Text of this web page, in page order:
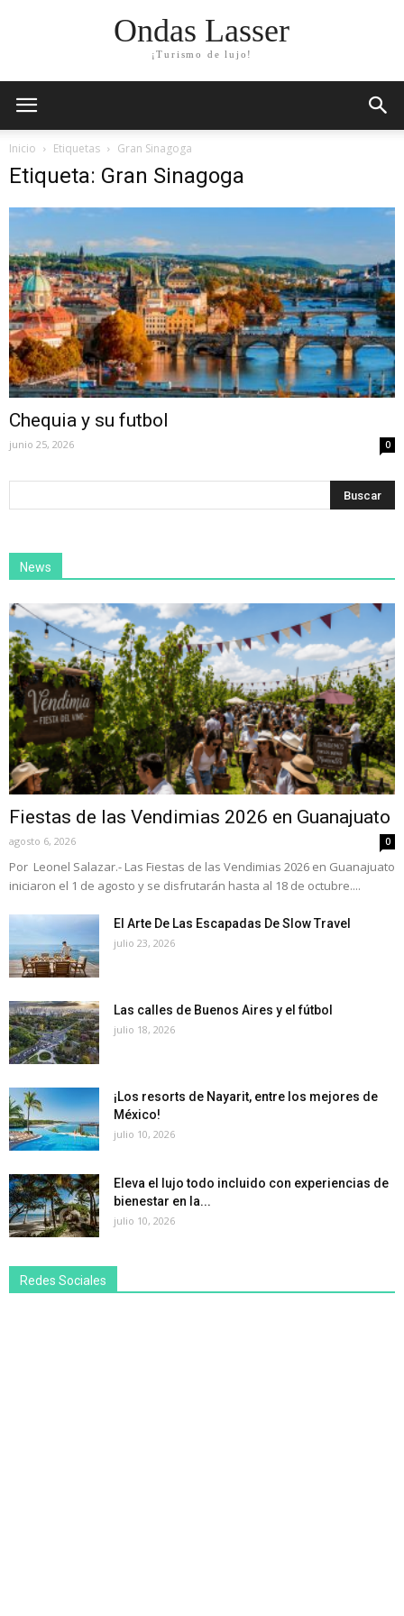
Ondas Lasser
¡Turismo de lujo!
Inicio Etiquetas Gran Sinagoga
Etiqueta: Gran Sinagoga
Chequia y su futbol
junio 25, 2026 0
News
Fiestas de las Vendimias 2026 en Guanajuato
agosto 6, 2026 0
Por Leonel Salazar.- Las Fiestas de las Vendimias 2026 en Guanajuato
iniciaron el 1 de agosto y se disfrutarán hasta al 18 de octubre....
El Arte De Las Escapadas De Slow Travel
julio 23, 2026
Las calles de Buenos Aires y el fútbol
julio 18, 2026
¡Los resorts de Nayarit, entre los mejores de
México!
julio 10, 2026
Eleva el lujo todo incluido con experiencias de
bienestar en la...
julio 10, 2026
Redes Sociales